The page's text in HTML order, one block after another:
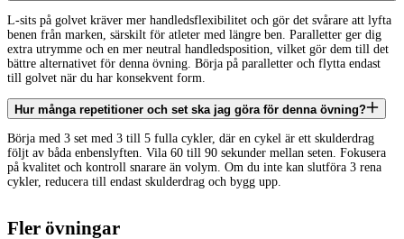
L-sits på golvet kräver mer handledsflexibilitet och gör det svårare att lyfta
benen från marken, särskilt för atleter med längre ben. Paralletter ger dig
extra utrymme och en mer neutral handledsposition, vilket gör dem till det
bättre alternativet för denna övning. Börja på paralletter och flytta endast
till golvet när du har konsekvent form.
Hur många repetitioner och set ska jag göra för denna övning?
Börja med 3 set med 3 till 5 fulla cykler, där en cykel är ett skulderdrag
följt av båda enbenslyften. Vila 60 till 90 sekunder mellan seten. Fokusera
på kvalitet och kontroll snarare än volym. Om du inte kan slutföra 3 rena
cykler, reducera till endast skulderdrag och bygg upp.
Fler övningar